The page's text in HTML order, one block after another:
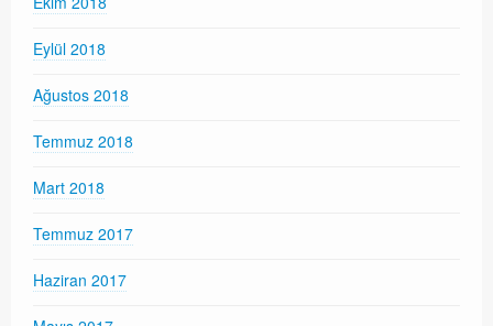
Eylül 2018
Ağustos 2018
Temmuz 2018
Mart 2018
Temmuz 2017
Haziran 2017